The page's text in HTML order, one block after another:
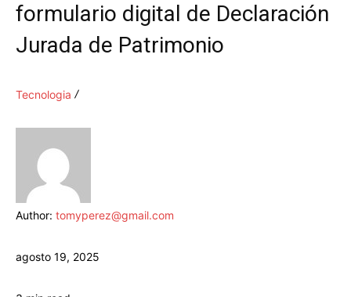
formulario digital de Declaración
Jurada de Patrimonio
Tecnologia
Author: tomyperez@gmail.com
agosto 19, 2025